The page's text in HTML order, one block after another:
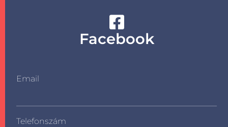
Facebook
Email
Telefonszám